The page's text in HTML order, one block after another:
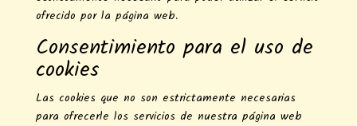
ofrecido por la página web.
Consentimiento para el uso de
cookies
Las cookies que no son estrictamente necesarias
para ofrecerle los servicios de nuestra página web